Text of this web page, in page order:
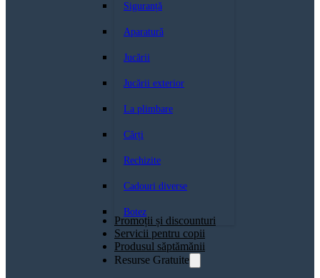
Siguranță
Aparatură
Jucării
Jucării exterior
La plimbare
Cărți
Rechizite
Cadouri diverse
Botez
Promoții și discounturi
Servicii pentru copii
Produsul săptămănii
Resurse Gratuite